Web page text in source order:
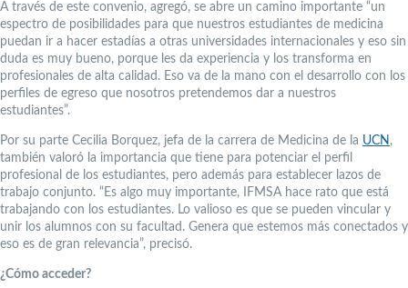
A través de este convenio, agregó, se abre un camino importante “un
espectro de posibilidades para que nuestros estudiantes de medicina
puedan ir a hacer estadías a otras universidades internacionales y eso sin
duda es muy bueno, porque les da experiencia y los transforma en
profesionales de alta calidad. Eso va de la mano con el desarrollo con los
perfiles de egreso que nosotros pretendemos dar a nuestros
estudiantes”.
Por su parte Cecilia Borquez, jefa de la carrera de Medicina de la UCN ,
también valoró la importancia que tiene para potenciar el perfil
profesional de los estudiantes, pero además para establecer lazos de
trabajo conjunto. “Es algo muy importante, IFMSA hace rato que está
trabajando con los estudiantes. Lo valioso es que se pueden vincular y
unir los alumnos con su facultad. Genera que estemos más conectados y
eso es de gran relevancia”, precisó.
¿Cómo acceder?